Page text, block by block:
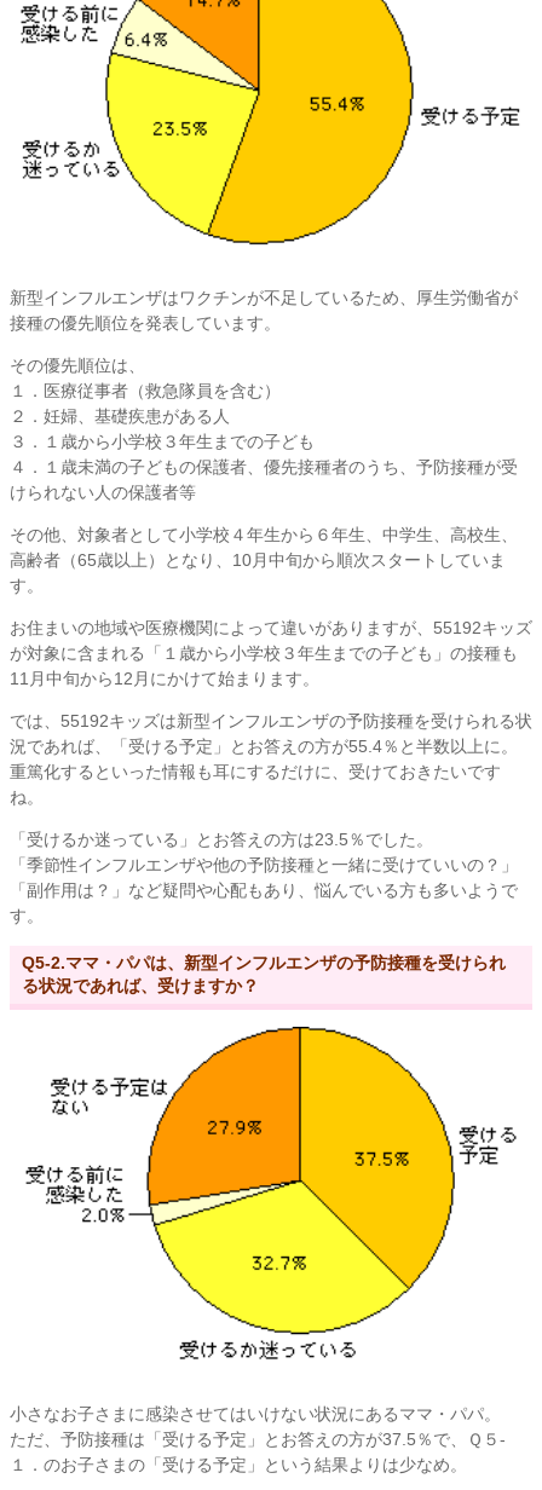
新型インフルエンザはワクチンが不足しているため、厚生労働省が
接種の優先順位を発表しています。
その優先順位は、
１．医療従事者（救急隊員を含む）
２．妊婦、基礎疾患がある人
３．１歳から小学校３年生までの子ども
４．１歳未満の子どもの保護者、優先接種者のうち、予防接種が受
けられない人の保護者等
その他、対象者として小学校４年生から６年生、中学生、高校生、
高齢者（65歳以上）となり、10月中旬から順次スタートしていま
す。
お住まいの地域や医療機関によって違いがありますが、55192キッズ
が対象に含まれる「１歳から小学校３年生までの子ども」の接種も
11月中旬から12月にかけて始まります。
では、55192キッズは新型インフルエンザの予防接種を受けられる状
況であれば、「受ける予定」とお答えの方が55.4％と半数以上に。
重篤化するといった情報も耳にするだけに、受けておきたいです
ね。
「受けるか迷っている」とお答えの方は23.5％でした。
「季節性インフルエンザや他の予防接種と一緒に受けていいの？」
「副作用は？」など疑問や心配もあり、悩んでいる方も多いようで
す。
Q5-2.ママ・パパは、新型インフルエンザの予防接種を受けられ
る状況であれば、受けますか？
小さなお子さまに感染させてはいけない状況にあるママ・パパ。
ただ、予防接種は「受ける予定」とお答えの方が37.5％で、Ｑ５-
１．のお子さまの「受ける予定」という結果よりは少なめ。